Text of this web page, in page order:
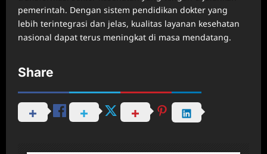
pemerintah. Dengan sistem pendidikan dokter yang
lebih terintegrasi dan jelas, kualitas layanan kesehatan
nasional dapat terus meningkat di masa mendatang.
Share